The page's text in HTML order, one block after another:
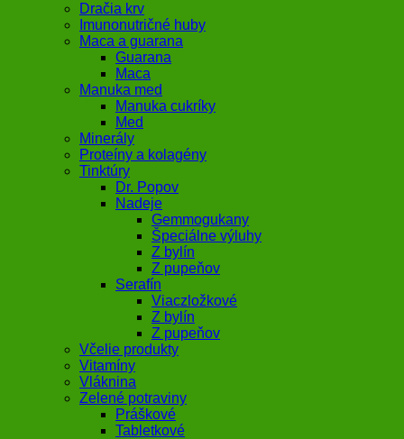
Dračia krv
Imunonutričné huby
Maca a guarana
Guarana
Maca
Manuka med
Manuka cukríky
Med
Minerály
Proteíny a kolagény
Tinktúry
Dr. Popov
Nadeje
Gemmogukany
Špeciálne výluhy
Z bylín
Z pupeňov
Serafín
Viaczložkové
Z bylín
Z pupeňov
Včelie produkty
Vitamíny
Vláknina
Zelené potraviny
Práškové
Tabletkové